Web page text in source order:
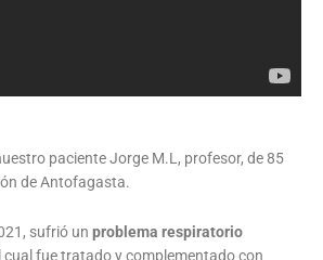
paciente Jorge M.L, profesor, de 85
de Antofagasta.
sufrió un problema respiratorio
cual fue tratado y complementado con